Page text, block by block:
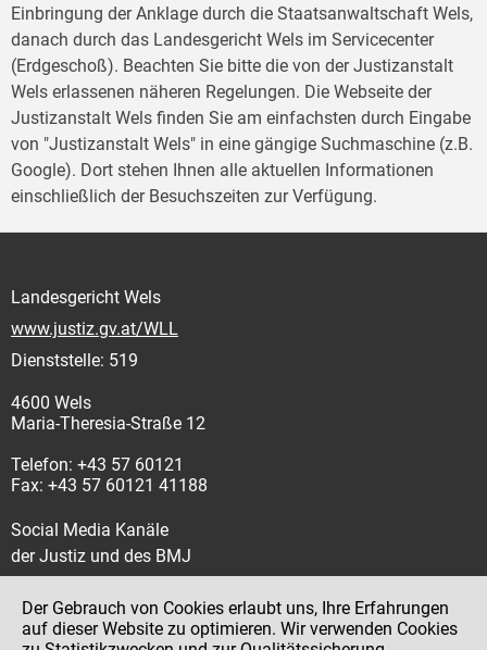
Einbringung der Anklage durch die Staatsanwaltschaft Wels,
danach durch das Landesgericht Wels im Servicecenter
(Erdgeschoß). Beachten Sie bitte die von der Justizanstalt
Wels erlassenen näheren Regelungen. Die Webseite der
Justizanstalt Wels finden Sie am einfachsten durch Eingabe
von "Justizanstalt Wels" in eine gängige Suchmaschine (z.B.
Google). Dort stehen Ihnen alle aktuellen Informationen
einschließlich der Besuchszeiten zur Verfügung.
Landesgericht Wels
www.justiz.gv.at/WLL
Dienststelle: 519
4600 Wels
Maria-Theresia-Straße 12
Telefon: +43 57 60121
Fax: +43 57 60121 41188
Social Media Kanäle
der Justiz und des BMJ
Der Gebrauch von Cookies erlaubt uns, Ihre Erfahrungen
auf dieser Website zu optimieren. Wir verwenden Cookies